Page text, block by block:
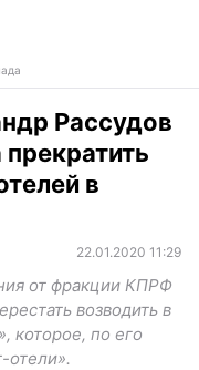
Рассудов
в
22.01.2020 11:29
от фракции КПРФ
возводить в
которое, по его
отели».